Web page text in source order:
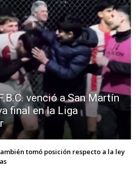
venció a San Martín
final en la Liga
tomó posición respecto a la ley